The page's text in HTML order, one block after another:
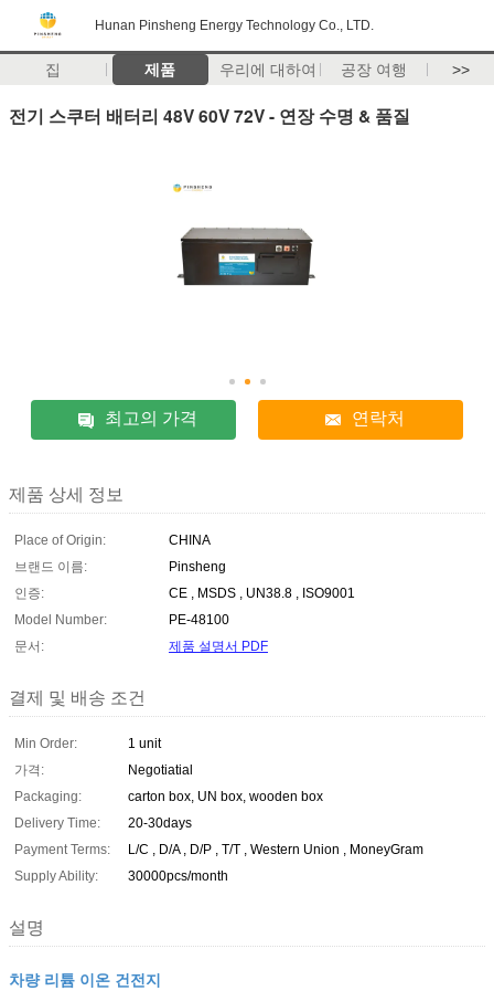
Hunan Pinsheng Energy Technology Co., LTD.
집 제품 우리에 대하여 공장 여행 >>
전기 스쿠터 배터리 48V 60V 72V - 연장 수명 & 품질
최고의 가격 연락처
제품 상세 정보
Place of Origin:
CHINA
브랜드 이름:
Pinsheng
인증:
CE , MSDS , UN38.8 , ISO9001
Model Number:
PE-48100
문서:
제품 설명서 PDF
결제 및 배송 조건
Min Order:
1 unit
가격:
Negotiatial
Packaging:
carton box, UN box, wooden box
Delivery Time:
20-30days
Payment Terms:
L/C , D/A , D/P , T/T , Western Union , MoneyGram
Supply Ability:
30000pcs/month
설명
차량 리튬 이온 건전지